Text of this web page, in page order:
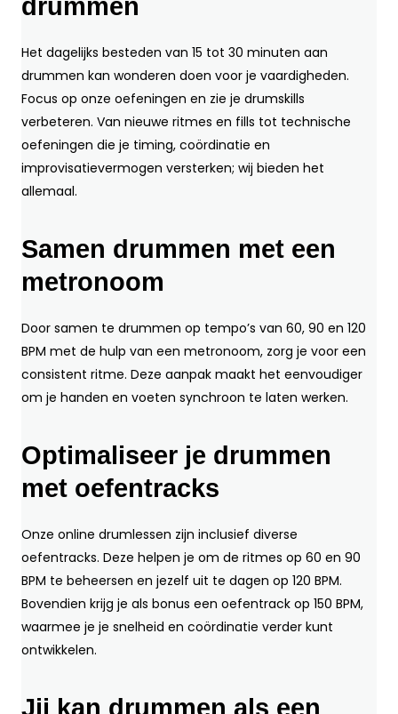
drummen
Het dagelijks besteden van 15 tot 30 minuten aan
drummen kan wonderen doen voor je vaardigheden.
Focus op onze oefeningen en zie je drumskills
verbeteren. Van nieuwe ritmes en fills tot technische
oefeningen die je timing, coördinatie en
improvisatievermogen versterken; wij bieden het
allemaal.
Samen drummen met een
metronoom
Door samen te drummen op tempo’s van 60, 90 en 120
BPM met de hulp van een metronoom, zorg je voor een
consistent ritme. Deze aanpak maakt het eenvoudiger
om je handen en voeten synchroon te laten werken.
Optimaliseer je drummen
met oefentracks
Onze online drumlessen zijn inclusief diverse
oefentracks. Deze helpen je om de ritmes op 60 en 90
BPM te beheersen en jezelf uit te dagen op 120 BPM.
Bovendien krijg je als bonus een oefentrack op 150 BPM,
waarmee je je snelheid en coördinatie verder kunt
ontwikkelen.
Jij kan drummen als een